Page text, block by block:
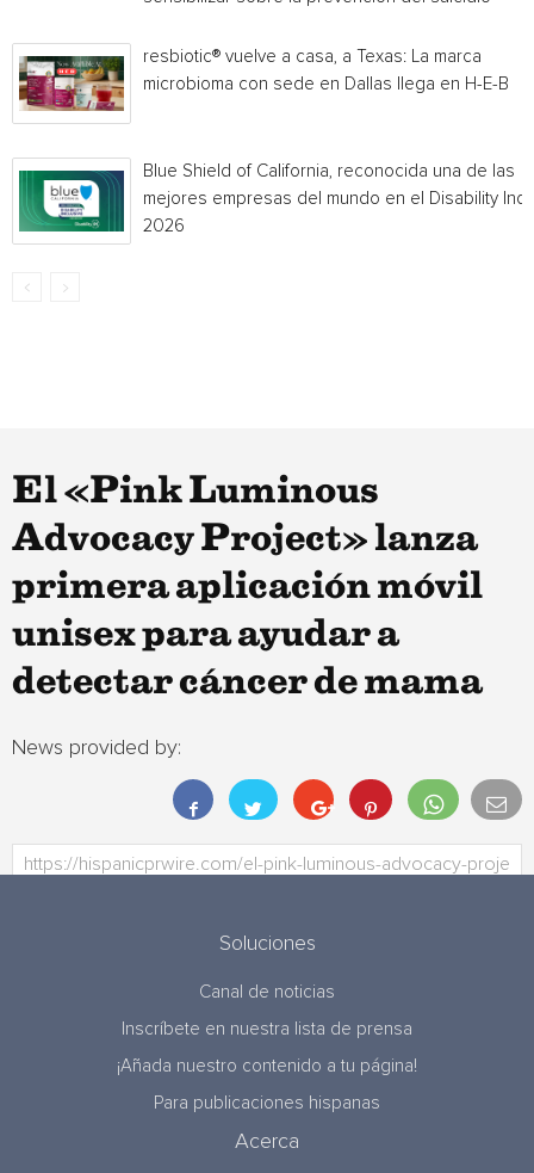
resbiotic® vuelve a casa, a Texas: La marca
microbioma con sede en Dallas llega en H-E-B
Blue Shield of California, reconocida una de las
mejores empresas del mundo en el Disability
2026
El «Pink Luminous
Advocacy Project» lanza
primera aplicación móvil
unisex para ayudar a
detectar cáncer de mama
News provided by:
Soluciones
Canal de noticias
Inscríbete en nuestra lista de prensa
¡Añada nuestro contenido a tu página!
Para publicaciones hispanas
Acerca